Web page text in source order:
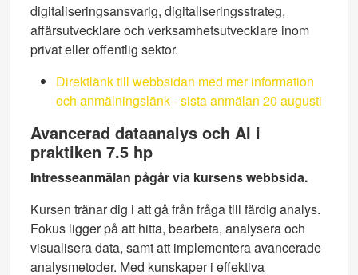
digitaliseringsansvarig, digitaliseringsstrateg,
affärsutvecklare och verksamhetsutvecklare inom
privat eller offentlig sektor.
Direktlänk till webbsidan med mer information
och anmälningslänk - sista anmälan 20 augusti
Avancerad dataanalys och AI i
praktiken 7.5 hp
Intresseanmälan pågår via kursens webbsida.
Kursen tränar dig i att gå från fråga till färdig analys.
Fokus ligger på att hitta, bearbeta, analysera och
visualisera data, samt att implementera avancerade
analysmetoder. Med kunskaper i effektiva